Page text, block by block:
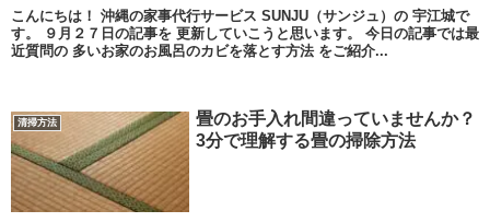
こんにちは！ 沖縄の家事代行サービス SUNJU（サンジュ）の 宇江城で
す。 ９月２７日の記事を 更新していこうと思います。 今日の記事では最
近質問の 多いお家のお風呂のカビを落とす方法 をご紹介...
清掃方法
畳のお手入れ間違っていませんか？
3分で理解する畳の掃除方法